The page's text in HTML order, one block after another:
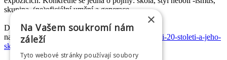
skupina, (ne)oficiální umění a generace.
Další informace naleznete
na:
https://www.galeriehk.cz/vystavy/ceske-umeni-20-stoleti-a-jeho-
skatulky/
×
Na Vašem soukromí nám
záleží
Tyto webové stránky používají soubory